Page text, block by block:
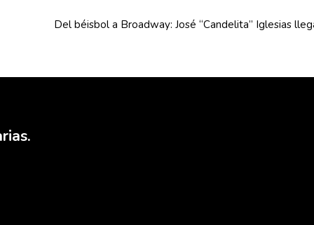
Del béisbol a Broadway: José “Candelita” Iglesias